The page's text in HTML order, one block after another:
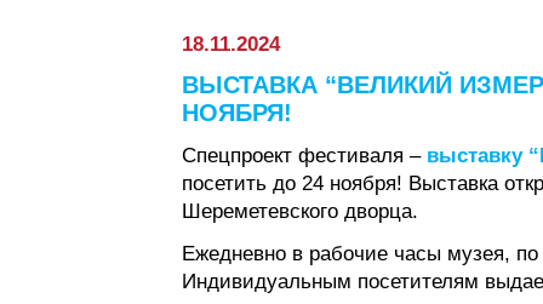
18.11.2024
ВЫСТАВКА “ВЕЛИКИЙ
НОЯБРЯ!
Спецпроект фестиваля – выставку
посетить до 24 ноября! Выставка
Шереметевского дворца.
Ежедневно в рабочие часы музея,
Индивидуальным посетителям